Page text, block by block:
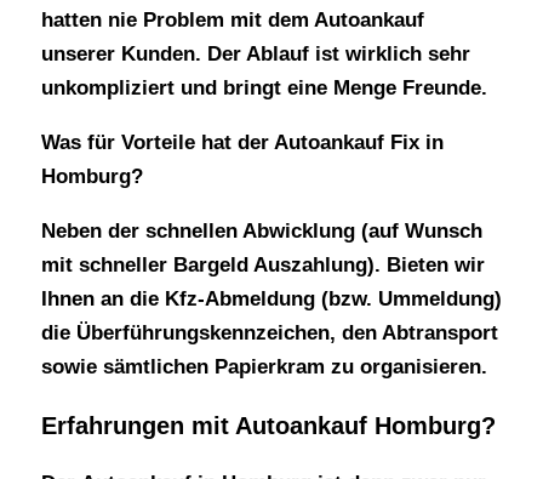
hatten nie Problem mit dem Autoankauf
unserer Kunden. Der Ablauf ist wirklich sehr
unkompliziert und bringt eine Menge Freunde.
Was für Vorteile hat der Autoankauf Fix in
Homburg?
Neben der schnellen Abwicklung (auf Wunsch
mit schneller Bargeld Auszahlung). Bieten wir
Ihnen an die Kfz-Abmeldung (bzw. Ummeldung)
die Überführungskennzeichen, den Abtransport
sowie sämtlichen Papierkram zu organisieren.
Erfahrungen mit Autoankauf Homburg?